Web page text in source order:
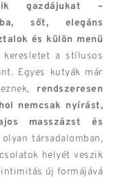
gazdájukat –
sőt, elegáns
és külön menü
a stílusos
Egyes kutyák már
rendszeresen
nemcsak nyírást,
masszázst és
olyan társadalomban,
helyét veszik
intimitás új formájává